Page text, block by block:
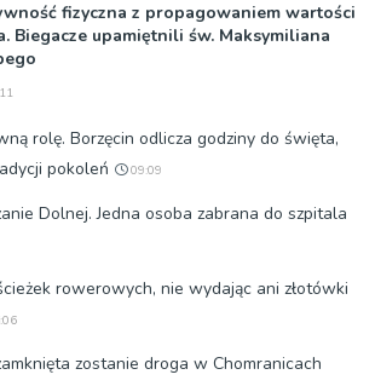
fizyczna z propagowaniem wartości
Biegacze upamiętnili św. Maksymiliana
rolę. Borzęcin odlicza godziny do święta,
pokoleń
09:09
Dolnej. Jedna osoba zabrana do szpitala
rowerowych, nie wydając ani złotówki
zostanie droga w Chomranicach